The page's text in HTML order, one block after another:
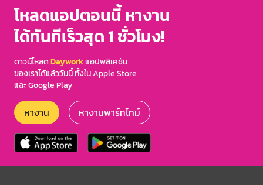
โหลดแอปตอนนี้ หางาน
ได้ทันทีเร็วสุด 1 ชั่วโมง!
ดาวน์โหลดDayworkแอปพลิเคชัน
ของเราได้แล้ววันนี้ ทั้งใน Apple Store
และ Google Play
หางาน หางานพาร์ทไทม์